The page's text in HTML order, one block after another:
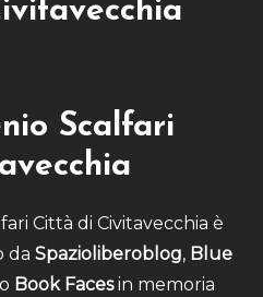
Scalfari
Città di Civitavecchia è
da Spazioliberoblog, Blue
Book Facesin memoria